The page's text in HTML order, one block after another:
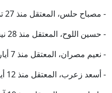
- مصباح حلس، المعتقل منذ 27 تموز/يوليو2001.
- حسين اللوح، المعتقل منذ 28 نيسان/أبريل 2002.
- نعيم مصران، المعتقل منذ 7 أيار/مايو 2002.
- أسعد زعرب، المعتقل منذ 12 أيار/مايو 2002.